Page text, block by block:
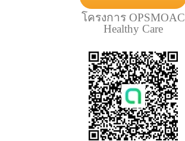
โครงการ OPSMOAC
Healthy Care